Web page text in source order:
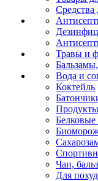
Средства
Травы и
Вода и
Коктейль
Продукты
Чаи,
Для